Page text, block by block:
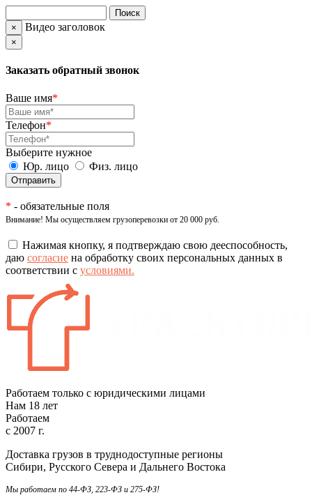
× Видео заголовок
×
Заказать обратный звонок
Ваше имя*
Телефон*
Выберите нужное
Юр. лицо
Физ. лицо
* - обязательные поля
Внимание! Мы осуществляем грузоперевозки от 20 000 руб.
Нажимая кнопку, я подтверждаю свою дееспособность,
даю согласие на обработку своих персональных данных в
соответствии с условиями.
Работаем только с юридическими лицами
Нам 18 лет
Работаем
с 2007 г.
Доставка грузов в труднодоступные регионы
Сибири, Русского Севера и Дальнего Востока
Мы работаем по 44-ФЗ, 223-ФЗ и 275-ФЗ!